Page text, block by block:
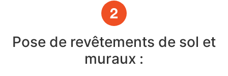
Pose de revêtements de sol et
muraux :